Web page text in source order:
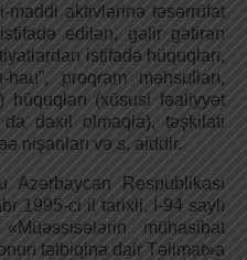
maddi aktivlərinə təsərrüfat
edilən, gəlir gətirən
istifadə hüquqları,
proqram məhsulları,
(xüsusi fəaliyyət
daxil olmaqla), təşkilati
nişanları və s. aiddir.
Azərbaycan Respublikası
1995-ci il tarixli, İ-94 saylı
mühasibat
tətbiqinə dair Təlimat»a